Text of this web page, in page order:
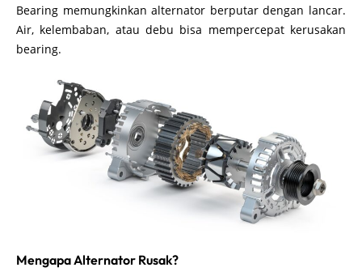
Bearing memungkinkan alternator berputar dengan lancar.
Air, kelembaban, atau debu bisa mempercepat kerusakan
bearing.
Mengapa Alternator Rusak?